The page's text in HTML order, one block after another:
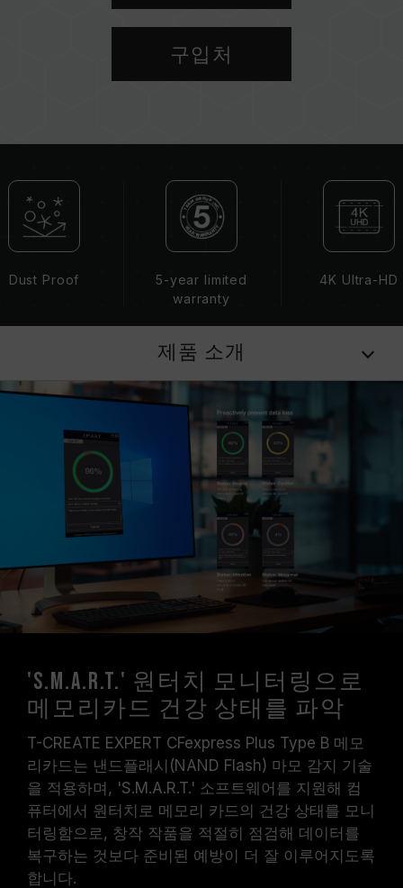
대만 신규특허(인증번호: M651167)
구입처
Dust Proof
5-year limited
warranty
4K Ultra-HD
제품 소개
'S.M.A.R.T.' 원터치 모니터링으로
메모리카드 건강 상태를 파악
T-CREATE EXPERT CFexpress Plus Type B 메모
리카드는 낸드플래시(NAND Flash) 마모 감지 기술
을 적용하며, 'S.M.A.R.T.' 소프트웨어를 지원해 컴
퓨터에서 원터치로 메모리 카드의 건강 상태를 모니
터링함으로, 창작 작품을 적절히 점검해 데이터를
복구하는 것보다 준비된 예방이 더 잘 이루어지도록
합니다.